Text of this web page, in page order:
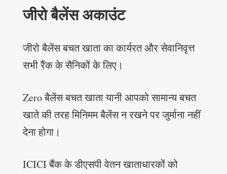
जीरो बैलेंस अकाउंट
जीरो बैलेंस बचत खाता का कार्यरत और सेवानिवृत्त
सभी रैंक के सैनिकों के लिए।
Zero बैलेंस बचत खाता यानी आपको सामान्य बचत
खाते की तरह मिनिमम बैलेंस न रखने पर जुर्माना नहीं
देना होगा।
ICICI बैंक के डीएसपी वेतन खाताधारकों को